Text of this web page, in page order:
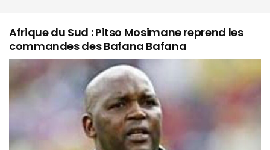
Afrique du Sud : Pitso Mosimane reprend les
commandes des Bafana Bafana